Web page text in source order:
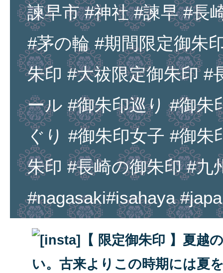
諫早市 #神社 #諫早 #長
#茅の輪 #期間限定御朱
朱印 #大祓限定御朱印 #
ール #御朱印巡り #御朱
ぐり #御朱印女子 #御
朱印 #長崎の御朱印 #九
#nagasaki#isahaya